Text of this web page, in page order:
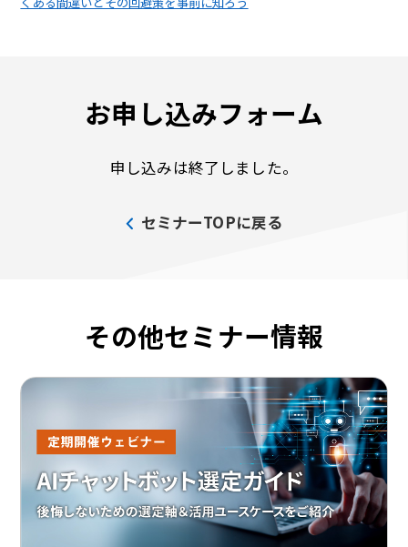
お申し込みフォーム
申し込みは終了しました。
セミナーTOPに戻る
その他セミナー情報